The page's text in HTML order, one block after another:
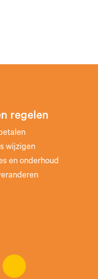
regelen
wijzigen
en onderhoud